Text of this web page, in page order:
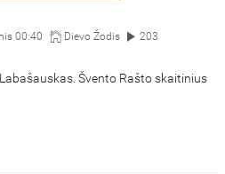
00:40 Dievo Žodis 203
Švento Rašto skaitinius